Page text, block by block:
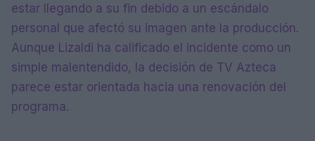
estar llegando a su fin debido a un escándalo
personal que afectó su imagen ante la producción.
Aunque Lizaldi ha calificado el incidente como un
simple malentendido, la decisión de TV Azteca
parece estar orientada hacia una renovación del
programa.